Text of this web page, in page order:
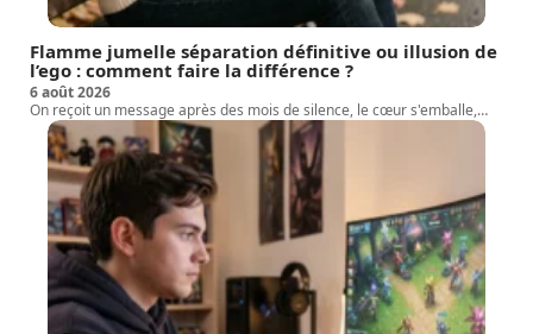
Flamme jumelle séparation définitive ou illusion de
l’ego : comment faire la différence ?
6 août 2026
On reçoit un message après des mois de silence, le cœur s'emballe,…